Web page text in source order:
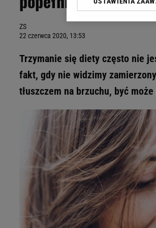
ZS
22 czerwca 2020, 13:53
Trzymanie się diety często nie
fakt, gdy nie widzimy
tłuszczem na brzuchu, być może
Klikając „Akceptuję”
odnośnik „Ustawienia
My, nasi Zaufani
Użycie dokładnych
Przechowywanie